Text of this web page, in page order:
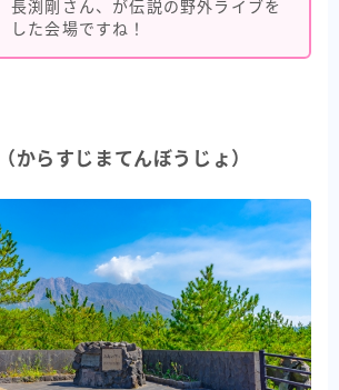
長渕剛さん、が伝説の野外ライブを
した会場ですね！
からすじまてんぼうじょ）